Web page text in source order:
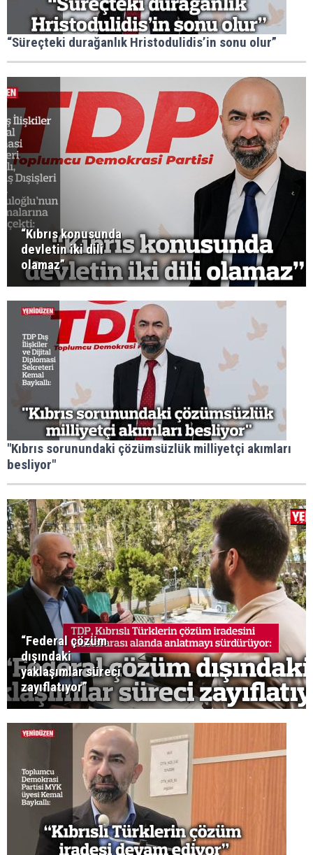
“Süreçteki durağanlık Hristodulidis’in sonu olur”
“Kıbrıs konusunda
devletin iki dili
olamaz”
"Kıbrıs sorunundaki çözümsüzlük milliyetçi akımları
besliyor"
“Federal çözüm
dışındaki
yaklaşımlar süreci
zayıflatıyor”